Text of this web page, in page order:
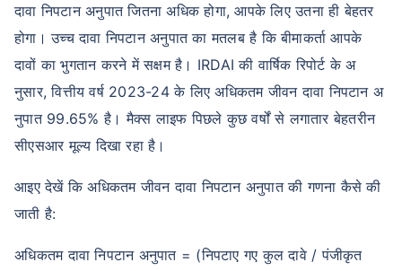
दावा निपटान अनुपात जितना अधिक होगा, आपके लिए उतना ही बेहतर
होगा। उच्च दावा निपटान अनुपात का मतलब है कि बीमाकर्ता आपके
दावों का भुगतान करने में सक्षम है। IRDAI की वार्षिक रिपोर्ट के अ
नुसार, वित्तीय वर्ष 2023-24 के लिए अधिकतम जीवन दावा निपटान अ
नुपात 99.65% है। मैक्स लाइफ पिछले कुछ वर्षों से लगातार बेहतरीन
सीएसआर मूल्य दिखा रहा है।
आइए देखें कि अधिकतम जीवन दावा निपटान अनुपात की गणना कैसे की
जाती है:
अधिकतम दावा निपटान अनुपात = (निपटाए गए कुल दावे / पंजीकृत